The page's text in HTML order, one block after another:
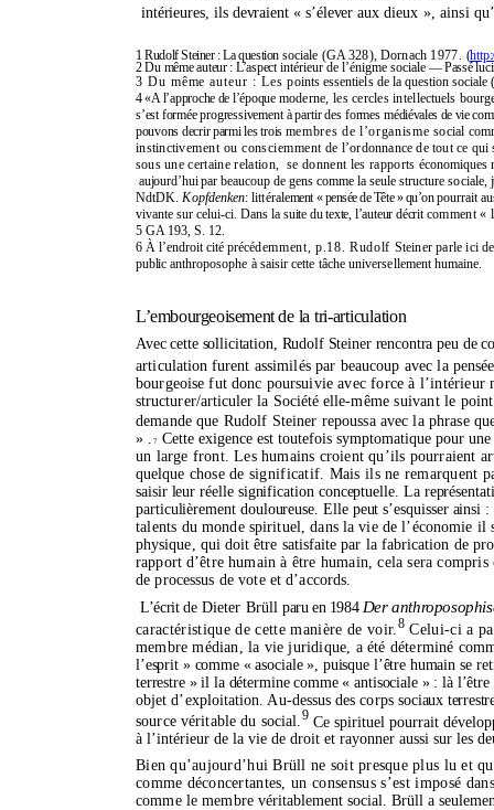
intérieures, ils devraient « s’élever aux dieux », ainsi
1 RudolfSteiner :La question sociale (GA 328),Dornach 1977. (
2 Du même auteur : L’aspectintérieur de l’énigmesociale — Passé
3 Du même auteur : Lespoints essentiels de la question sociale
4 «Al’approche de l’époque moderne, les cercles intellectuels
s’estformée progressivement à partir des formes médiévales de vie
pouvons decrir parmi lestrois membres del’organisme social
instinctivement ou consciemmentde l’ordonnance de tout ce qui
sous une certaine relation, se donnent les rapports économiques
aujourd’hui par beaucoup de gens comme la seule structure sociale,
NdtDK.Kopfdenken: littéralement « pensée deTête»qu’onpourrait
vivante sur celui-ci. Dans la suite du texte, l’auteur décritcomment «
5 GA 193, S. 12.
6 À l’endroit cité précédemment, p.18. Rudolf Steiner parle ici
public anthroposophe à saisir cette tâche universellement humaine.
L’embourgeoisementde la tri-articulation
Avec cette sollicitation, Rudolf Steiner rencontra peu de
articulation furent assimilés par beaucoup avec la pen
bourgeoise fut donc poursuivieavec force à l’intérieur
structurer/articuler la Société elle-même suivant le
demande que Rudolf Steiner repoussa avec la phrase
» .
7 Cette exigence est toutefois symptomatique pour
un large front. Les humains croient qu’ils pourraient
quelque chose de significatif. Mais ils ne remarquent
saisir leur réelle signification conceptuelle. La
particulièrement douloureuse. Elle peut s’esquisser ainsi
talents du monde spirituel, dans la vie de l’économie il
physique, qui doit être satisfaite par la fabrication de
rapport d’être humain à être humain, cela sera
de processus de vote et d’accords.
L’écrit de Dieter Brüllparu en 1984 Der
caractéristique de cette manière de voir. 8 Celui-ci a
membre médian, la vie juridique, a été déterminé
l’esprit » comme « asociale », puisque l’être humain se
terrestre » il la détermine comme « antisociale » : là l’être
objet d’exploitation. Au-dessus des corps sociaux
source véritable du social.9 Ce spirituel pourrait
à l’intérieur de la vie de droit et rayonner aussi sur les
Bien qu’aujourd’hui Brüll ne soit presque plus lu et
comme déconcertantes, un consensus s’est imposé
comme le membrevéritablement social. Brüll a